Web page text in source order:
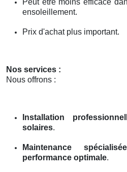
Peut être moins efficace
ensoleillement.
Prix d'achat plus important.
Nos services :
Nous offrons :
Installation
solaires.
Maintenance spécialisée
performance optimale.